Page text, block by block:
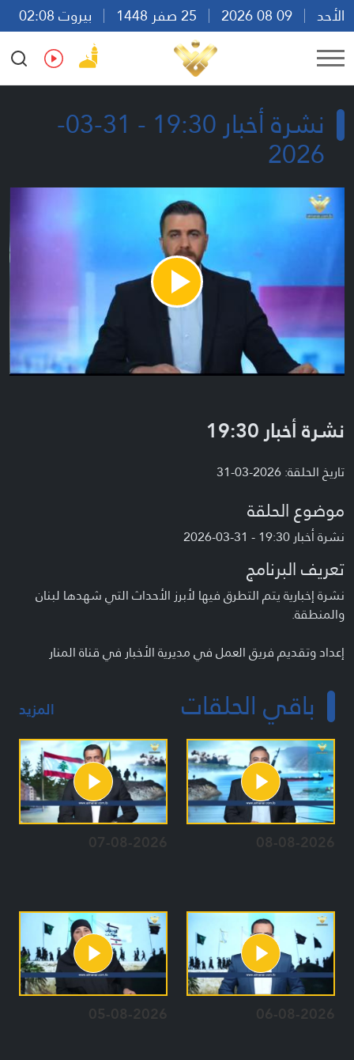
الأحد
بيروت 02:08
Ar
En Fr Es
نشرة أخبار 19:30 - 31-03-
2026
Play
Video
نشرة أخبار 19:30
تاريخ الحلقة: 2026-03-31
موضوع الحلقة
نشرة أخبار 19:30 - 31-03-2026
تعريف البرنامج
نشرة إخبارية يتم التطرق فيها لأبرز الأحداث التي شهدها لبنان
والمنطقة.
إعداد وتقديم فريق العمل في مديرية الأخبار في قناة المنار
باقي الحلقات المزيد
08-08-2026
07-08-2026
06-08-2026
05-08-2026